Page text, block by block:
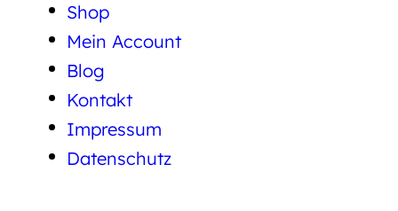
Shop
Mein Account
Blog
Kontakt
Impressum
Datenschutz